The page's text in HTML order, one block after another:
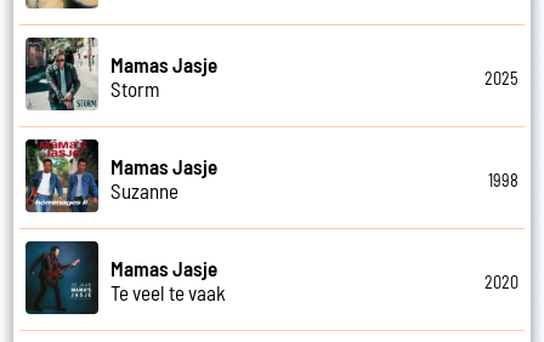
Mamas Jasje
Storm
2025
Mamas Jasje
Suzanne
1998
Mamas Jasje
Te veel te vaak
2020